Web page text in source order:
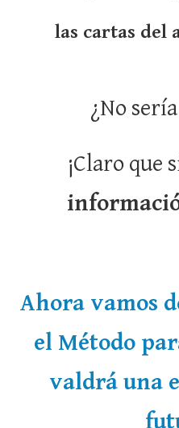
las cartas del
¿No
¡Claro que
Ahora vamos
el Método
valdrá una